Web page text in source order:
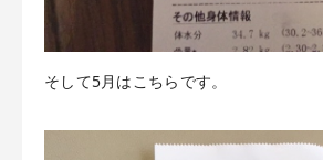
そして5月はこちらです。